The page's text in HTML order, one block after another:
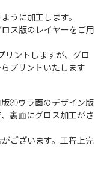
うに加工します。
ス版のレイヤーをご用
リントしますが、グロ
プリントいたします
④ウラ面のデザイン版
裏面にグロス加工がさ
ございます。工程上完